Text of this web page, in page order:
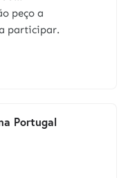
peço a
participar.
Portugal